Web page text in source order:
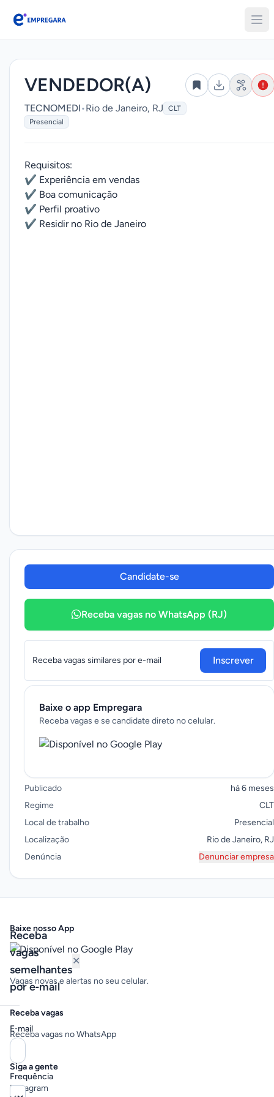
Empregara
VENDEDOR(A)
TECNOMEDI•Rio de Janeiro, RJ CLT
Presencial
Requisitos:
✔ Experiência em vendas
✔ Boa comunicação
✔ Perfil proativo
✔ Residir no Rio de Janeiro
Candidate-se
Receba vagas no WhatsApp (RJ)
Receba vagas similares por e-mail Inscrever
Baixe o app Empregara
Receba vagas e se candidate direto no celular.
Publicado
há 6 meses
Regime
CLT
Local de trabalho
Presencial
Localização
Rio de Janeiro, RJ
Denúncia
Denunciar empresa
Receba
vagas
semelhantes
por e‑mail
✕
E‑mail
Frequência
Baixe nosso App
Vagas novas e alertas no seu celular.
Receba vagas
Receba vagas no WhatsApp
Siga a gente
Instagram